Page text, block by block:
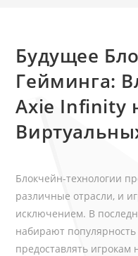
Будущее
Гейминга:
Axie Infinity
Блокчейн-технологии
различные отрасли, и
исключением. В
набирают популярность
предоставлять игрокам